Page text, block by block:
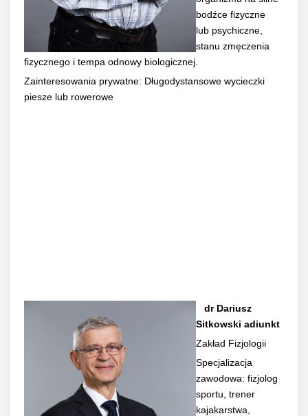
bodźce fizyczne
lub psychiczne,
stanu zmęczenia
fizycznego i tempa odnowy biologicznej.
Zainteresowania prywatne: Długodystansowe wycieczki
piesze lub rowerowe
dr Dariusz
Sitkowski adiunkt
Zakład Fizjologii
Specjalizacja
zawodowa: fizjolog
sportu, trener
kajakarstwa,